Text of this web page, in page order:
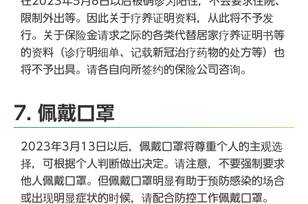
限制外出等。因此关于疗养证明资料，从此将不予发
行。关于保险金请求之际的各类代替居家疗养证明书等
的资料（诊疗明细单、记载新冠治疗药物的处方等）也
将不予出具。请各自向所签约的保险公司咨询。
7. 佩戴口罩
2023年3月13日以后，佩戴口罩将尊重个人的主观选
择，可根据个人判断做出决定。请注意，不要强制要求
他人佩戴口罩。但佩戴口罩明显有助于预防感染的场合
或出现明显症状的时候，请配合防控工作佩戴口罩。